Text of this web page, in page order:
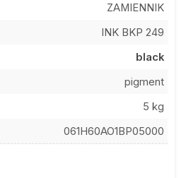
ZAMIENNIK
INK BKP 249
black
pigment
5 kg
061H60AO1BP05000